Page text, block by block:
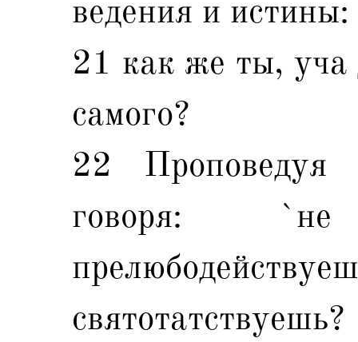
ведения и истины:
21 как же ты, уча
самого?
22 Проповедуя
говоря: `не
святотатствуешь?